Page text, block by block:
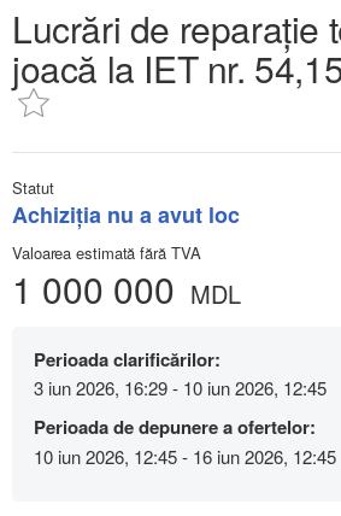
Lucrări de reparație
joacă la IET nr.
Statut
Achiziţia nu a avut loc
Valoarea estimată fără TVA
1 000 000 MDL
Perioada clarificărilor:
3 iun 2026, 16:29 - 10 iun 2026, 12:45
Perioada de depunere a ofertelor:
10 iun 2026, 12:45 - 16 iun 2026, 12:45